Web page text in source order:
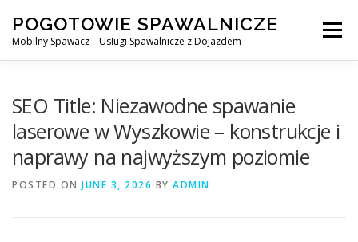
content
POGOTOWIE SPAWALNICZE
Mobilny Spawacz – Usługi Spawalnicze z Dojazdem
Menu
SPAWANIE MIG/MAG (GMAW) NASZE USŁUGI
SEO Title: Niezawodne spawanie
laserowe w Wyszkowie – konstrukcje i
naprawy na najwyższym poziomie
POSTED ON JUNE 3, 2026 BY ADMIN